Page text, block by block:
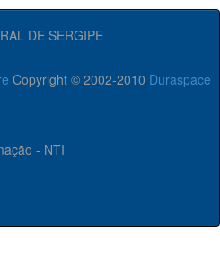
DE SERGIPE
Copyright © 2002-2010 Duraspace
- NTI